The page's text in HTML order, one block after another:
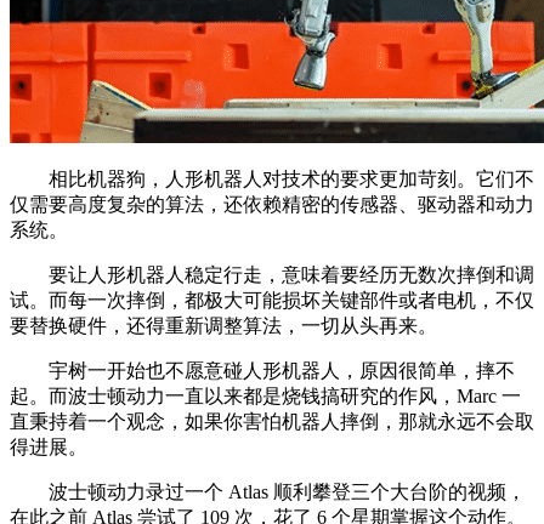
相比机器狗，人形机器人对技术的要求更加苛刻。它们不
仅需要高度复杂的算法，还依赖精密的传感器、驱动器和动力
系统。
要让人形机器人稳定行走，意味着要经历无数次摔倒和调
试。而每一次摔倒，都极大可能损坏关键部件或者电机，不仅
要替换硬件，还得重新调整算法，一切从头再来。
宇树一开始也不愿意碰人形机器人，原因很简单，摔不
起。而波士顿动力一直以来都是烧钱搞研究的作风，Marc 一
直秉持着一个观念，如果你害怕机器人摔倒，那就永远不会取
得进展。
波士顿动力录过一个 Atlas 顺利攀登三个大台阶的视频，
在此之前 Atlas 尝试了 109 次，花了 6 个星期掌握这个动作。